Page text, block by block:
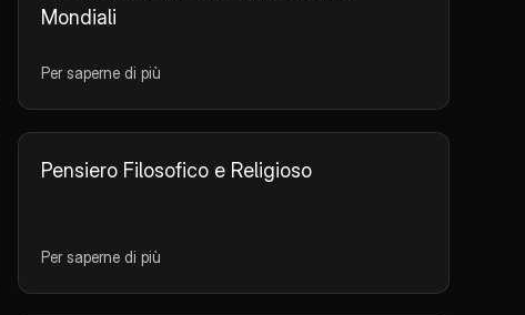
Mondiali
Per saperne di più
Pensiero Filosofico e Religioso
Per saperne di più